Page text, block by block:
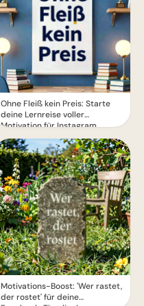
Ohne Fleiß kein Preis: Starte
deine Lernreise voller
Motivation für Instagram
Motivations-Boost: 'Wer rastet,
der rostet' für deine